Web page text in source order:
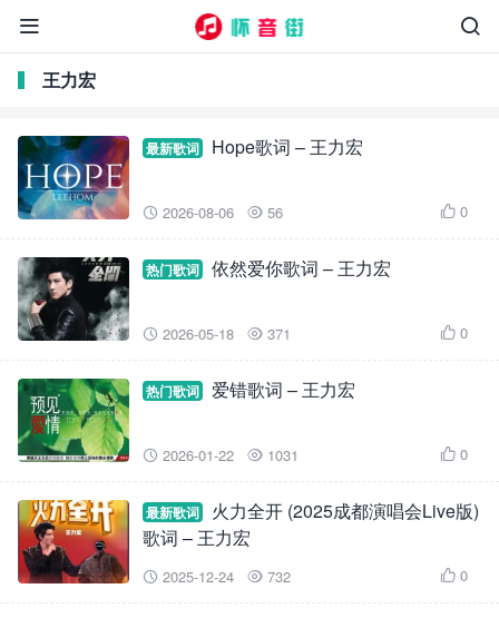


王力宏
最新歌词 Hope歌词 – 王力宏
 2026-08-06  56  0
热门歌词 依然爱你歌词 – 王力宏
 2026-05-18  371  0
热门歌词 爱错歌词 – 王力宏
 2026-01-22  1031  0
最新歌词
火力全开 (2025成都演唱会Live版)
歌词 – 王力宏
 2025-12-24  732  0